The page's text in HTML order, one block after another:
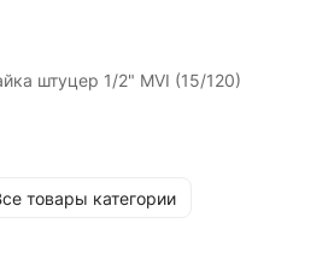
штуцер 1/2" MVI (15/120)
товары категории